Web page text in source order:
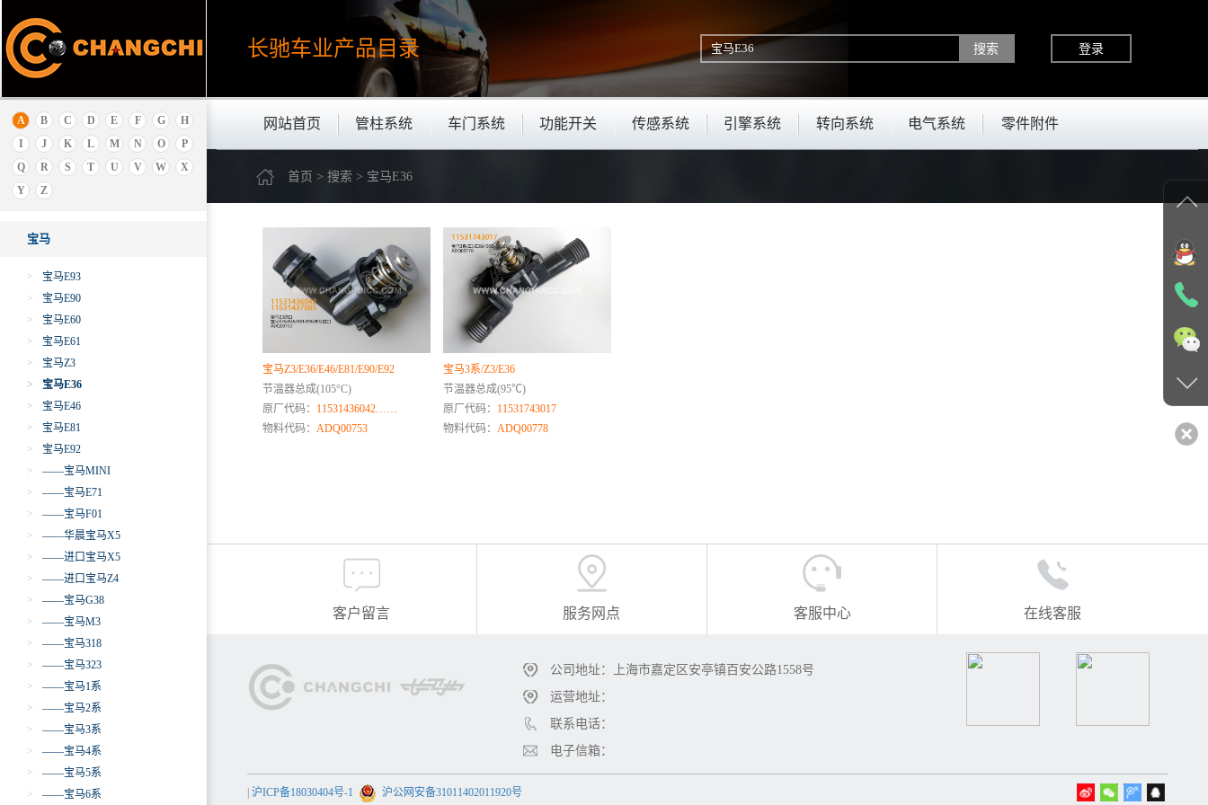
长驰车业产品目录 登录
网站首页 管柱系统 车门系统 功能开关 传感系统 引擎系统 转向系统 电气系统 零件附件
A B C D E F G
H
I
J K L M N O
P
Q
R S T U V W
X
Y
Z
埃安
B
北京
保时捷
别克
本田
宝骏
宝马
>
宝马E93
>
宝马E90
>
宝马E60
>
宝马E61
>
宝马Z3
>
宝马E36
>
宝马E46
>
宝马E81
>
宝马E92
>
——宝马MINI
>
——宝马E71
>
——宝马F01
>
——华晨宝马X5
>
——进口宝马X5
>
——进口宝马Z4
>
——宝马G38
>
——宝马M3
>
——宝马318
>
——宝马323
>
——宝马1系
>
——宝马2系
>
——宝马3系
>
——宝马4系
>
——宝马5系
>
——宝马6系
首页 > 搜索 > 宝马E36
宝马Z3/E36/E46/E81/E90/E92
节温器总成(105°C)
原厂代码： 11531436042……
物料代码： ADQ00753
宝马3系/Z3/E36
节温器总成(95℃)
原厂代码： 11531743017
物料代码： ADQ00778
客户留言 服务网点 客服中心 在线客服
公司地址：上海市嘉定区安亭镇百安公路1558号
运营地址：
联系电话：
电子信箱：
沪ICP备18030404号-1 沪公网安备31011402011920号